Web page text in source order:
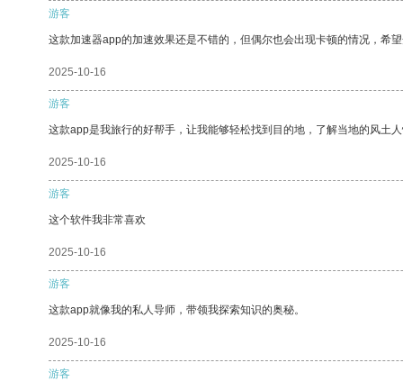
游客
这款加速器app的加速效果还是不错的，但偶尔也会出现卡顿的情况，希
2025-10-16
游客
这款app是我旅行的好帮手，让我能够轻松找到目的地，了解当地的风土
2025-10-16
游客
这个软件我非常喜欢
2025-10-16
游客
这款app就像我的私人导师，带领我探索知识的奥秘。
2025-10-16
游客